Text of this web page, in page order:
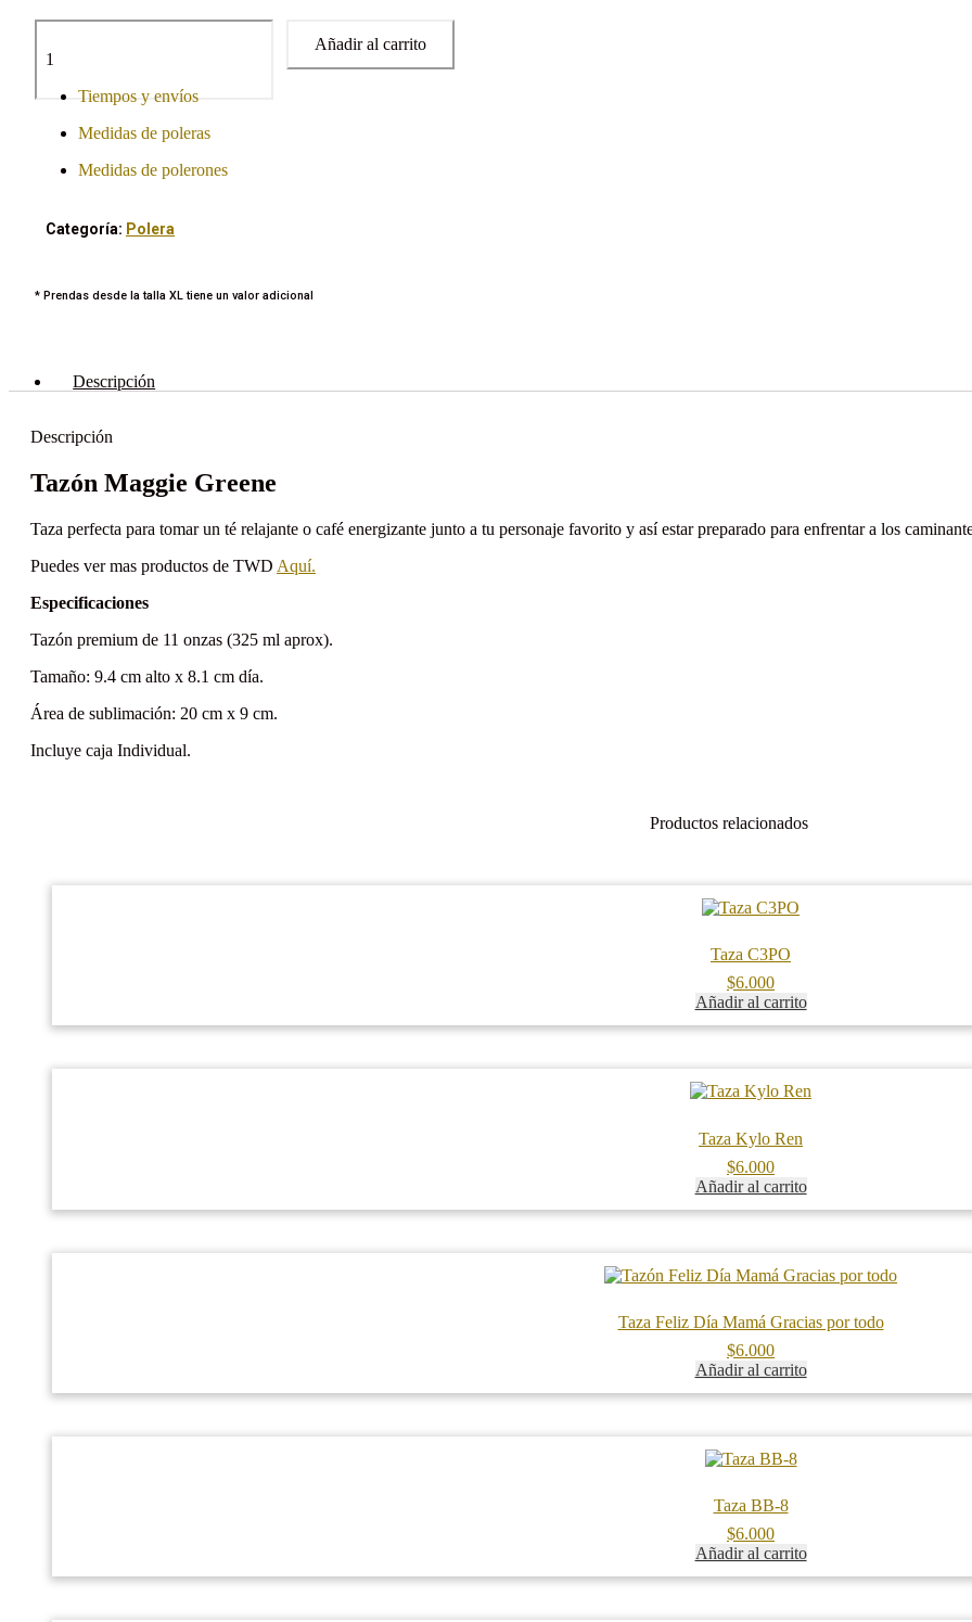
Taza
cantidad
Añadir al carrito
Tiempos y envíos
Medidas de poleras
Medidas de polerones
Categoría: Polera
* Prendas desde la talla XL tiene un valor adicional
Descripción
Descripción
Tazón Maggie Greene
Taza perfecta para tomar un té relajante o café energizante junto a tu personaje favorito y así estar preparado para enfrentar a los
Puedes ver mas productos de TWD Aquí.
Especificaciones
Tazón premium de 11 onzas (325 ml aprox).
Tamaño: 9.4 cm alto x 8.1 cm día.
Área de sublimación: 20 cm x 9 cm.
Incluye caja Individual.
Productos relacionados
Taza C3PO
$6.000
Añadir al carrito
Taza Kylo Ren
$6.000
Añadir al carrito
Taza Feliz Día Mamá Gracias por todo
$6.000
Añadir al carrito
Taza BB-8
$6.000
Añadir al carrito